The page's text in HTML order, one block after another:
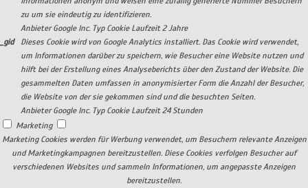
zu um sie eindeutig zu identifizieren.
Anbieter Google Inc. Typ Cookie Laufzeit 2 Jahre
_gid
Dieses Cookie wird von Google Analytics installiert. Das Cookie wird verwendet,
um Informationen darüber zu speichern, wie Besucher eine Website nutzen und
hilft bei der Erstellung eines Analyseberichts über den Zustand der Website. Die
gesammelten Daten umfassen in anonymisierter Form die Anzahl der Besucher,
die Website von der sie gekommen sind und die besuchten Seiten.
Anbieter Google Inc. Typ Cookie Laufzeit 24 Stunden
Marketing
Marketing Cookies werden für Werbung verwendet, um Besuchern relevante Anzeigen
und Marketingkampagnen bereitzustellen. Diese Cookies verfolgen Besucher auf
verschiedenen Websites und sammeln Informationen, um angepasste Anzeigen
bereitzustellen.